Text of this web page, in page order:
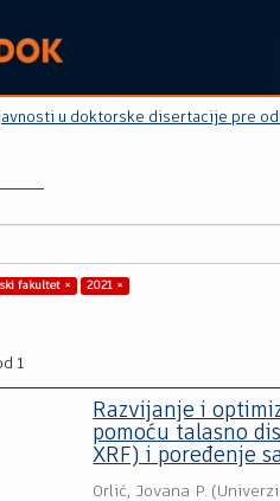
u doktorske disertacije pre
fakultet × 2021 ×
1
Razvijanje i
pomoću talasno
XRF) i poređenje
Orlić, Jovana P. (